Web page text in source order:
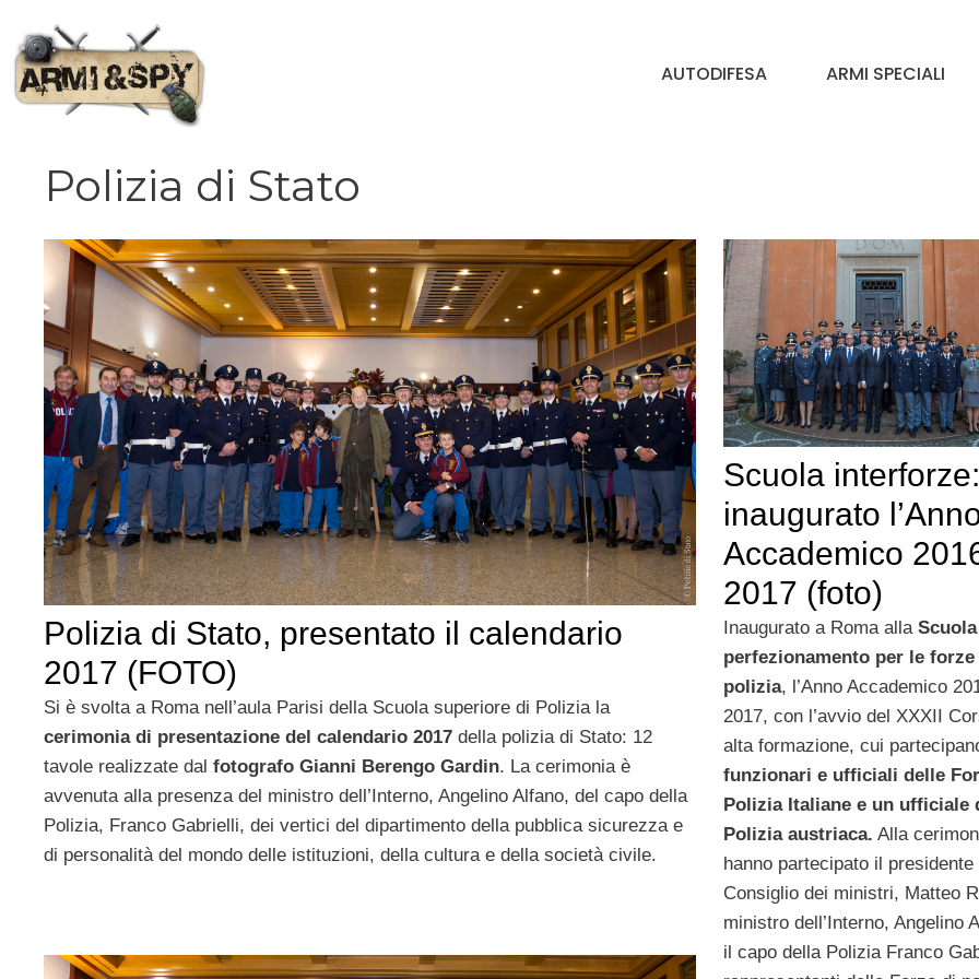
contenuto
AUTODIFESA ARMI SPECIALI
Polizia di Stato
Polizia di Stato, presentato il calendario
2017 (FOTO)
Si è svolta a Roma nell’aula Parisi della Scuola superiore di Polizia la
cerimonia di presentazione del calendario 2017 della polizia di Stato: 12
tavole realizzate dal fotografo Gianni Berengo Gardin. La cerimonia è
avvenuta alla presenza del ministro dell’Interno, Angelino Alfano, del capo della
Polizia, Franco Gabrielli, dei vertici del dipartimento della pubblica sicurezza e
di personalità del mondo delle istituzioni, della cultura e della società civile.
Scuola interforze:
inaugurato
Accademico
2017 (foto)
Inaugurato a Roma alla
perfezionamento per le
polizia, l’Anno Accademico
2017, con l’avvio del XXXII
alta formazione, cui
funzionari e ufficiali delle
Polizia Italiane e un ufficiale
Polizia austriaca. Alla
hanno partecipato il presidente
Consiglio dei ministri, Matteo
ministro dell’Interno, Angelino
il capo della Polizia Franco